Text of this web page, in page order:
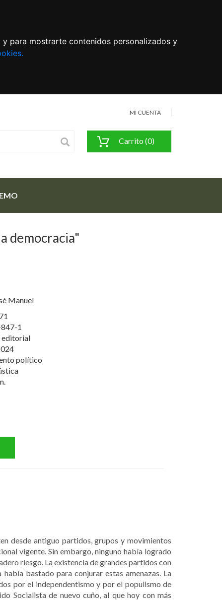
para mostrarte contenidos personalizados y
MI CUENTA
Carrito (0)
democracia"
Manuel
1
editorial
político
desde antiguo partidos, grupos y movimientos
vigente. Sin embargo, ninguno había logrado
riesgo. La existencia de grandes partidos con
bastado para conjurar estas amenazas. La
por el independentismo y por el populismo de
Socialista de nuevo cuño, al que hoy con más